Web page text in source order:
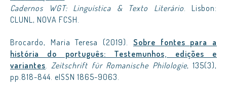
Cadernos WGT: Linguística & Texto Literário. Lisbon:
CLUNL, NOVA FCSH.
Brocardo, Maria Teresa (2019). Sobre fontes para a
história do português: Testemunhos, edições e
variantes.Zeitschrift für Romanische Philologie, 135(3),
pp.818-844. eISSN 1865-9063.